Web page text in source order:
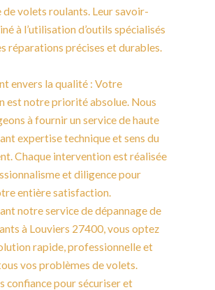
de volets roulants. Leur savoir-
à l’utilisation d’outils spécialisés
réparations précises et durables.
envers la qualité : Votre
est notre priorité absolue. Nous
à fournir un service de haute
expertise technique et sens du
Chaque intervention est réalisée
et diligence pour
entière satisfaction.
notre service de dépannage de
à Louviers 27400, vous optez
rapide, professionnelle et
vos problèmes de volets.
confiance pour sécuriser et